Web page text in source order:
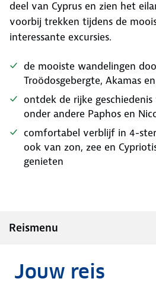
deel van Cyprus en zien het
voorbij trekken tijdens de
interessante excursies.
de mooiste wandelingen
Troödosgebergte, Akamas
ontdek de rijke
onder andere Paphos en
comfortabel verblijf in 4-
ook van zon, zee en
genieten
Reismenu
Jouw reis